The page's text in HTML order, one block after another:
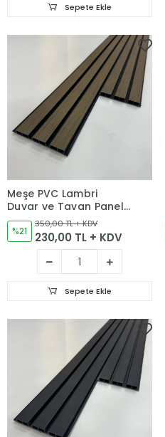
Sepete Ekle
Meşe PVC Lambri
Duvar ve Tavan Paneli
12cm
%21
350,00 TL + KDV
230,00 TL + KDV
Sepete Ekle